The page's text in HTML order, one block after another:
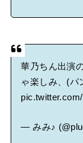
華乃ちん出演
ゃ楽しみ、(パ
— みみ♪